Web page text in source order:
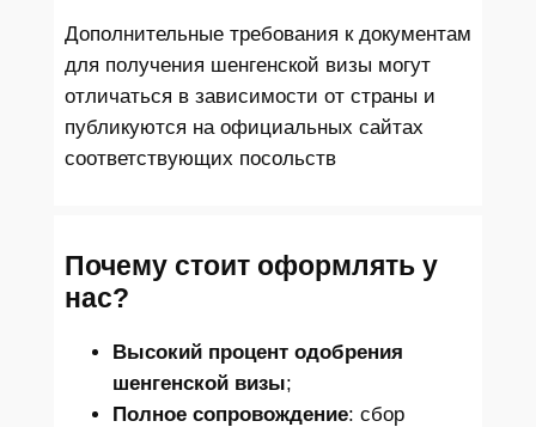
Дополнительные требования к документам
для получения шенгенской визы могут
отличаться в зависимости от страны и
публикуются на официальных сайтах
соответствующих посольств
Почему стоит оформлять у
нас?
Высокий процент одобрения
шенгенской визы;
Полное сопровождение: сбор